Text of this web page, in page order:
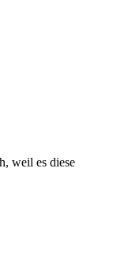
weil es diese